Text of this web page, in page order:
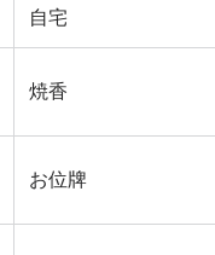
自宅
焼香
お位牌